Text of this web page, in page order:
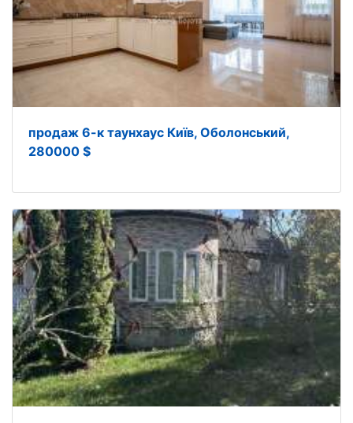
продаж 6-к таунхаус Київ, Оболонський,
280000 $